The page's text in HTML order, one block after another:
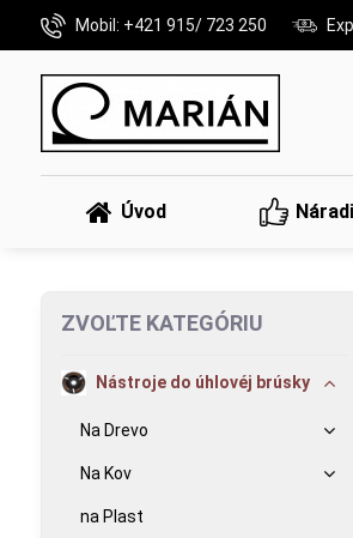
Mobil: +421 915/ 723 250
Úvod
ZVOĽTE KATEGÓRIU
Nástroje do úhlovéj brúsky
Na Drevo
Na Kov
na Plast